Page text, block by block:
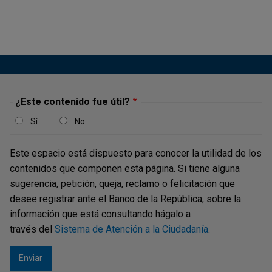
Cuarto trimestre de 2015
Publicación | JUEVES, 4 DE FEBRERO DE 2016
toma de decisiones, la rendición de cuentas y la difusión
al público. En particular, el Reporte de Mercados
Financieros está enmarcado dentro del principio de
difusión al público y contribuye a cumplir con el servicio
que presta el Banco...
Reporte de Mercados Financieros -
¿Este contenido fue útil?
Sí No
Este espacio está dispuesto para conocer la utilidad de los
contenidos que componen esta página. Si tiene alguna
sugerencia, petición, queja, reclamo o felicitación que
desee registrar ante el Banco de la República, sobre la
información que está consultando hágalo a
través del Sistema de Atención a la Ciudadanía.